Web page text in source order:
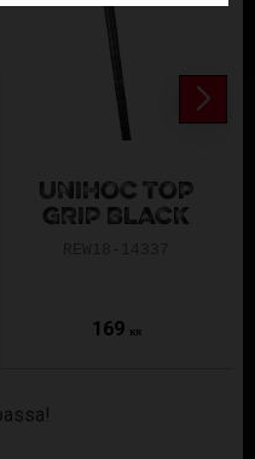
UNIHOC TOP
GRIP BLACK
169 KR